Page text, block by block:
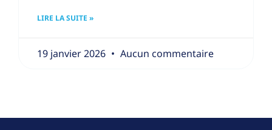
LIRE LA SUITE »
19 janvier 2026 Aucun commentaire